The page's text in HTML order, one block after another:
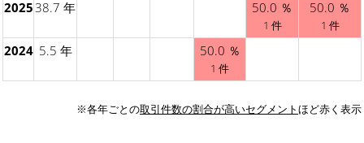
2025 38.7 年 50.0 ％
1 件
50.0 ％
1 件
2024 5.5 年 50.0 ％
1 件
※各年ごとの取引件数の割合が高いセグメントほど赤く表示